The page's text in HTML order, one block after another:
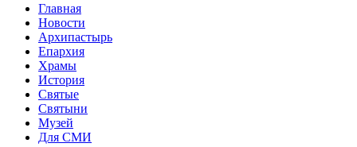
Главная
Новости
Архипастырь
Епархия
Храмы
История
Святые
Святыни
Музей
Для СМИ